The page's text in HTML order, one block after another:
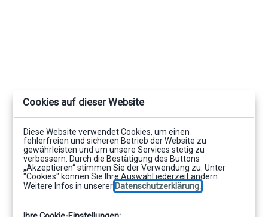
Cookies auf dieser Website
Diese Website verwendet Cookies, um einen
fehlerfreien und sicheren Betrieb der Website zu
gewährleisten und um unsere Services stetig zu
verbessern. Durch die Bestätigung des Buttons
„Akzeptieren“ stimmen Sie der Verwendung zu. Unter
"Cookies" können Sie Ihre Auswahl jederzeit ändern.
Weitere Infos in unserer Datenschutzerklärung.